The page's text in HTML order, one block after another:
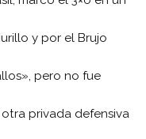
y por el Brujo
pero no fue
privada defensiva